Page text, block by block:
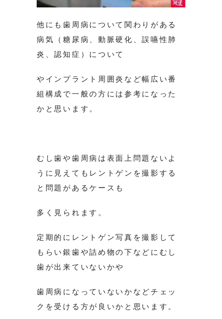
他にも歯周病について関わりがある
病気（糖尿病、動脈硬化、誤嚥性肺
炎、認知症）について
やインプラント周囲炎など幅広い番
組構成で一般の方には参考になった
かと思います。
むし歯や歯周病は表面上問題ないよ
うに見えてもレントゲンを撮影する
と問題があるケースも
多く見られます。
定期的にレントゲン写真を撮影して
もらい銀歯や詰め物の下などにむし
歯が出来ていないかや
歯周病になっていないかなどチェッ
クを受ける方が良いかと思います。